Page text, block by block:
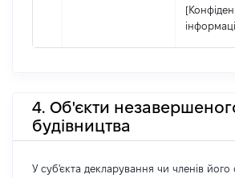
4. Об'єкти
будівництва
У суб'єкта декларування чи членів його